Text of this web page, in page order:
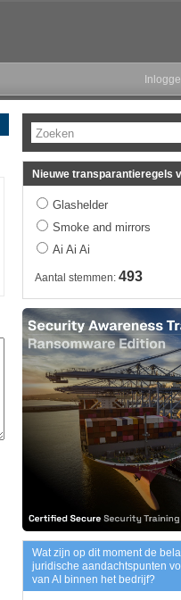
Zoeken
Nieuwe transparantieregels
Glashelder
Smoke and mirrors
Ai Ai Ai
Aantal stemmen: 493
Wat zijn op dit moment de
juridische aandachtspunten
van AI binnen het bedrijf?